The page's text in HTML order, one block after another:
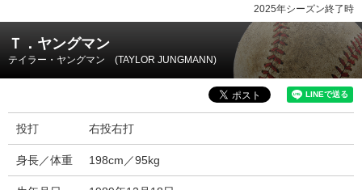
2025年シーズン終了時
Ｔ．ヤングマン
テイラー・ヤングマン (TAYLOR JUNGMANN)
投打 右投右打
身長／体重 198cm／95kg